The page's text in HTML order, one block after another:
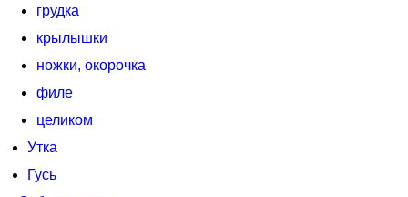
грудка
крылышки
ножки, окорочка
филе
целиком
Утка
Гусь